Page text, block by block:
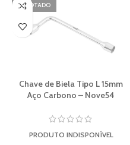
ESGOTADO
Chave de Biela Tipo L 15mm
Aço Carbono – Nove54
PRODUTO INDISPONÍVEL